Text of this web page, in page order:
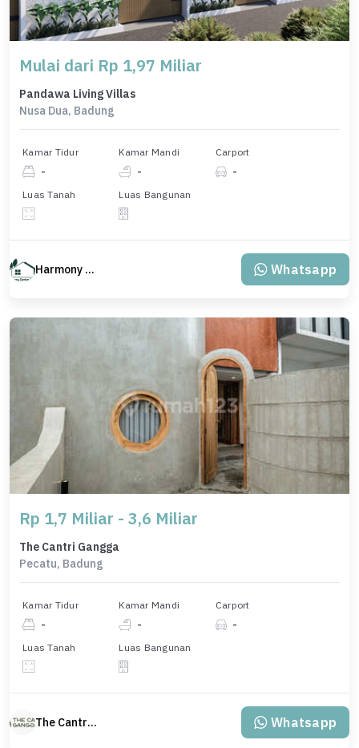
Mulai dari Rp 1,97 Miliar
Pandawa Living Villas
Nusa Dua, Badung
Kamar Tidur
-
Kamar Mandi
-
Carport
-
Luas Tanah Luas Bangunan
Harmony Property Whatsapp
Rp 1,7 Miliar - 3,6 Miliar
The Cantri Gangga
Pecatu, Badung
Kamar Tidur
-
Kamar Mandi
-
Carport
-
Luas Tanah Luas Bangunan
The Cantri Gangga Whatsapp